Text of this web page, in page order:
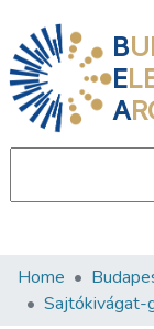
B
E
A
Communities
Home
Sajtókivágat-